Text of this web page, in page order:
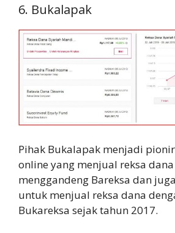
6. Bukalapak
Pihak Bukalapak menjadi
online yang menjual reksa
menggandeng Bareksa dan
untuk menjual reksa dana
Bukareksa sejak tahun 2017.